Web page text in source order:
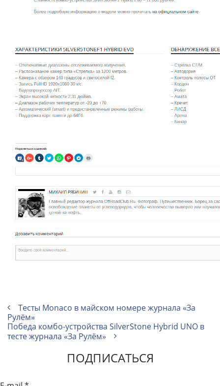
Тесты Monaco в майском номере журнала «За
Рулём»
Победа комбо-устройства SilverStone Hybrid UNO в
тесте журнала «За Рулём»
ПОДПИСАТЬСЯ